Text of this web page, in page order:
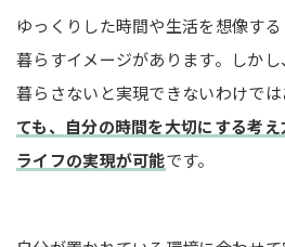
ゆっくりした時間や生活を想像す
暮らすイメージがあります。しか
暮らさないと実現できないわけでは
ても、自分の時間を大切にする考
ライフの実現が可能です。